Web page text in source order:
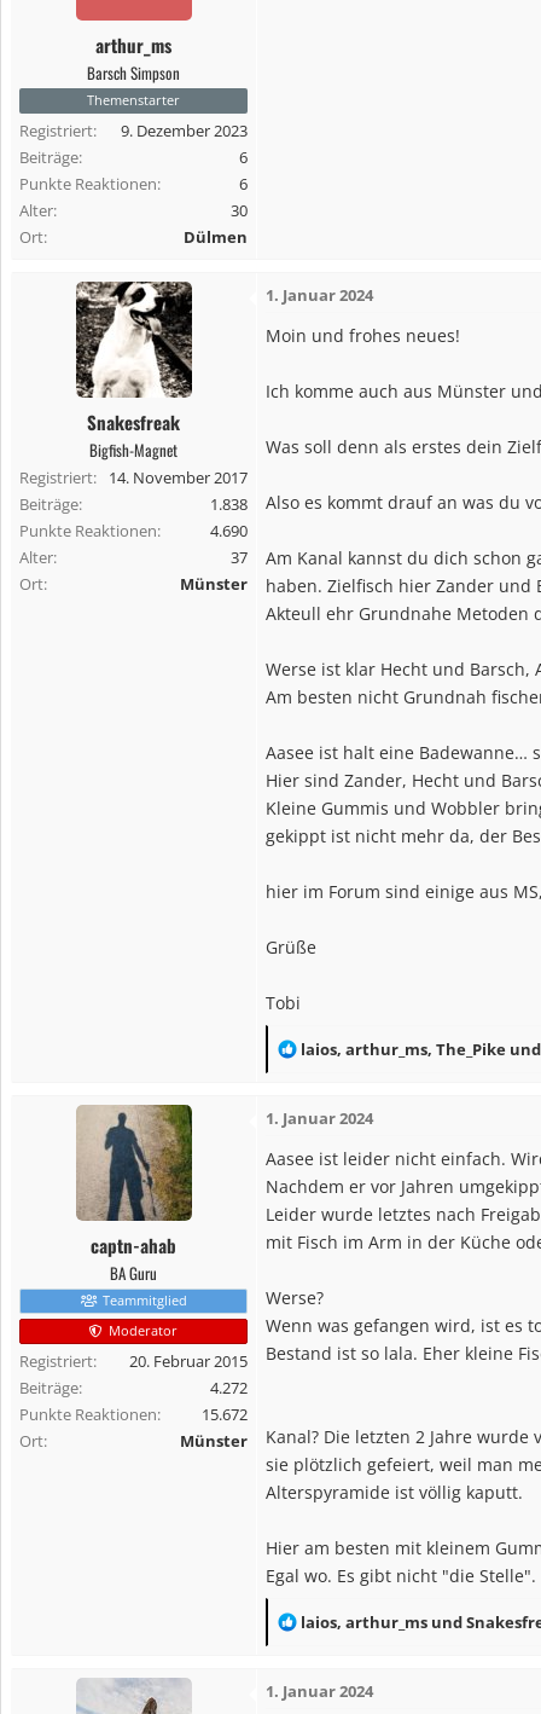
arthur_ms
Barsch Simpson
Themenstarter
Registriert
9. Dezember 2023
Beiträge
6
Punkte Reaktionen
6
Alter
30
Ort
Dülmen
Snakesfreak
Bigfish-Magnet
Registriert
14. November 2017
Beiträge
1.838
Punkte Reaktionen
4.690
Alter
37
Ort
Münster
1. Januar 2024
Moin und frohes neues!
Ich komme auch aus Münster
Was soll denn als erstes dein
Also es kommt drauf an was du
Am Kanal kannst du dich schon
haben. Zielfisch hier Zander und
Akteull ehr Grundnahe Metoden
Werse ist klar Hecht und
Am besten nicht Grundnah
Aasee ist halt eine Badewanne…
Hier sind Zander, Hecht und
Kleine Gummis und Wobbler
gekippt ist nicht mehr da, der
hier im Forum sind einige aus
Grüße
Tobi
R
k
t
i
o
n
laios, arthur_ms, The_Pike
captn-ahab
BA Guru
Teammitglied
Moderator
Registriert
20. Februar 2015
Beiträge
4.272
Punkte Reaktionen
15.672
Ort
Münster
1. Januar 2024
Aasee ist leider nicht einfach.
Nachdem er vor Jahren
Leider wurde letztes nach
mit Fisch im Arm in der Küche
Werse?
Wenn was gefangen wird, ist es
Bestand ist so lala. Eher kleine
Kanal? Die letzten 2 Jahre
sie plötzlich gefeiert, weil man
Alterspyramide ist völlig kaputt.
Hier am besten mit kleinem
Egal wo. Es gibt nicht "die
R
k
laios, arthur_ms und
1. Januar 2024